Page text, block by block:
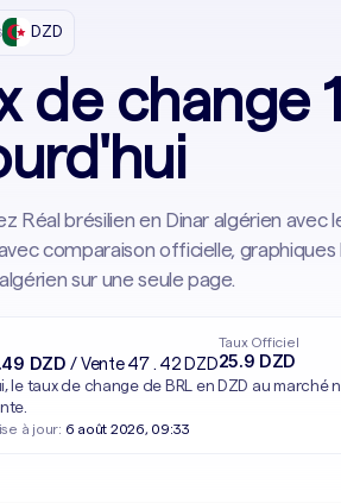
DZD
de change
Réal brésilien en Dinar algérien avec
comparaison officielle,
sur une seule page.
DZD/ Vente 47.42 DZD
Taux Officiel
25.9 DZD
le taux de change de BRL en DZD au
à jour: 6 août 2026, 09:33